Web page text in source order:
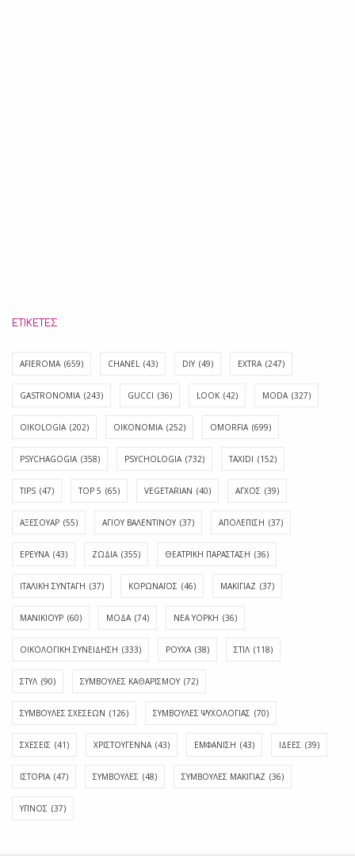
ΕΤΙΚΈΤΕΣ
AFIEROMA (659) CHANEL (43) DIY (49) EXTRA (247)
GASTRONOMIA (243) GUCCI (36) LOOK (42) MODA (327)
OIKOLOGIA (202) OIKONOMIA (252) OMORFIA (699)
PSYCHAGOGIA (358) PSYCHOLOGIA (732) TAXIDI (152)
TIPS (47) TOP 5 (65) VEGETARIAN (40) ΑΓΧΟΣ (39)
ΑΞΕΣΟΥΑΡ (55) ΑΓΊΟΥ ΒΑΛΕΝΤΊΝΟΥ (37) ΑΠΟΛΈΠΙΣΗ (37)
ΕΡΕΥΝΑ (43) ΖΩΔΙΑ (355) ΘΕΑΤΡΙΚΗ ΠΑΡΑΣΤΑΣΗ (36)
ΙΤΑΛΙΚΗ ΣΥΝΤΑΓΗ (37) ΚΟΡΩΝΑΪΟΣ (46) ΜΑΚΙΓΙΑΖ (37)
ΜΑΝΙΚΙΟΥΡ (60) ΜΟΔΑ (74) ΝΕΑ ΥΟΡΚΗ (36)
ΟΙΚΟΛΟΓΙΚΗ ΣΥΝΕΙΔΗΣΗ (333) ΡΟΥΧΑ (38) ΣΤΙΛ (118)
ΣΤΥΛ (90) ΣΥΜΒΟΥΛΕΣ ΚΑΘΑΡΙΣΜΟΥ (72)
ΣΥΜΒΟΥΛΕΣ ΣΧΕΣΕΩΝ (126) ΣΥΜΒΟΥΛΕΣ ΨΥΧΟΛΟΓΙΑΣ (70)
ΣΧΕΣΕΙΣ (41) ΧΡΙΣΤΟΥΓΕΝΝΑ (43) ΕΜΦΆΝΙΣΗ (43) ΙΔΈΕΣ (39)
ΙΣΤΟΡΊΑ (47) ΣΥΜΒΟΥΛΈΣ (48) ΣΥΜΒΟΥΛΈΣ ΜΑΚΙΓΙΆΖ (36)
ΎΠΝΟΣ (37)